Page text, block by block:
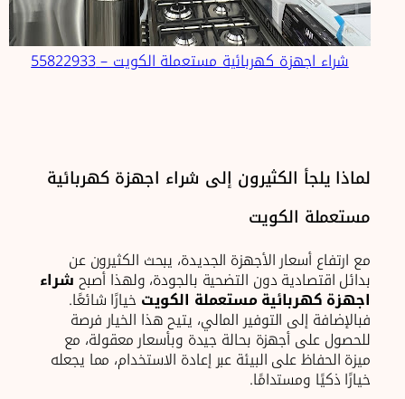
شراء اجهزة كهربائية مستعملة الكويت – 55822933
لماذا يلجأ الكثيرون إلى شراء اجهزة كهربائية
مستعملة الكويت
مع ارتفاع أسعار الأجهزة الجديدة، يبحث الكثيرون عن
بدائل اقتصادية دون التضحية بالجودة، ولهذا أصبحشراء
اجهزة كهربائية مستعملة الكويت خيارًا شائعًا.
فبالإضافة إلى التوفير المالي، يتيح هذا الخيار فرصة
للحصول على أجهزة بحالة جيدة وبأسعار معقولة، مع
ميزة الحفاظ على البيئة عبر إعادة الاستخدام، مما يجعله
خيارًا ذكيًا ومستدامًا.